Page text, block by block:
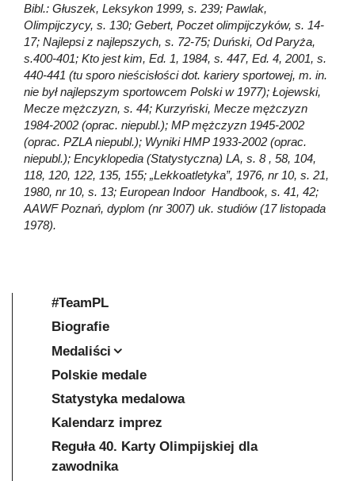
Bibl.: Głuszek, Leksykon 1999, s. 239; Pawlak,
Olimpijczycy, s. 130; Gebert, Poczet olimpijczyków, s. 14-
17; Najlepsi z najlepszych, s. 72-75; Duński, Od Paryża,
s.400-401; Kto jest kim, Ed. 1, 1984, s. 447, Ed. 4, 2001, s.
440-441 (tu sporo nieścisłości dot. kariery sportowej, m. in.
nie był najlepszym sportowcem Polski w 1977); Łojewski,
Mecze mężczyzn, s. 44; Kurzyński, Mecze mężczyzn
1984-2002 (oprac. niepubl.); MP mężczyzn 1945-2002
(oprac. PZLA niepubl.); Wyniki HMP 1933-2002 (oprac.
niepubl.); Encyklopedia (Statystyczna) LA, s. 8 , 58, 104,
118, 120, 122, 135, 155; „Lekkoatletyka”, 1976, nr 10, s. 21,
1980, nr 10, s. 13; European Indoor Handbook, s. 41, 42;
AAWF Poznań, dyplom (nr 3007) uk. studiów (17 listopada
1978).
#TeamPL
Biografie
Medaliści
Polskie medale
Statystyka medalowa
Kalendarz imprez
Reguła 40. Karty Olimpijskiej dla
zawodnika